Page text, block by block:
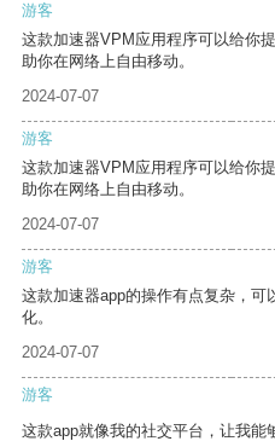
游客
这款加速器VPM应用程序可以给你
助你在网络上自由移动。
2024-07-07
游客
这款加速器VPM应用程序可以给你
助你在网络上自由移动。
2024-07-07
游客
这款加速器app的操作有点复杂，
化。
2024-07-07
游客
这款app就像我的社交平台，让我能